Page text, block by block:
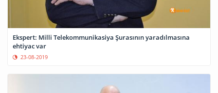
Ekspert: Milli Telekommunikasiya Şurasının yaradılmasına
ehtiyac var
23-08-2019